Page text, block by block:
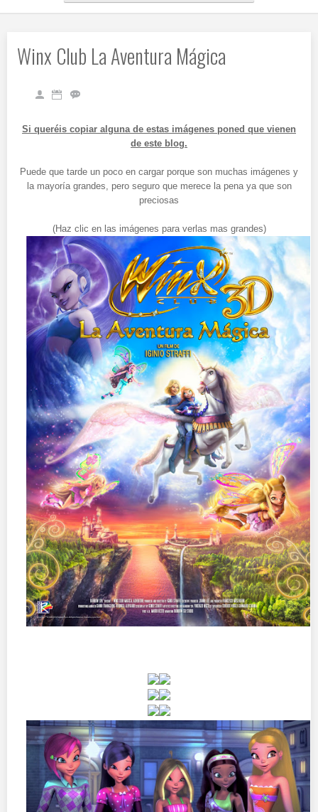
Winx Club La Aventura Mágica
Si queréis copiar alguna de estas imágenes poned que vienen
de este blog.
Puede que tarde un poco en cargar porque son muchas imágenes y
la mayoría grandes, pero seguro que merece la pena ya que son
preciosas
(Haz clic en las imágenes para verlas mas grandes)